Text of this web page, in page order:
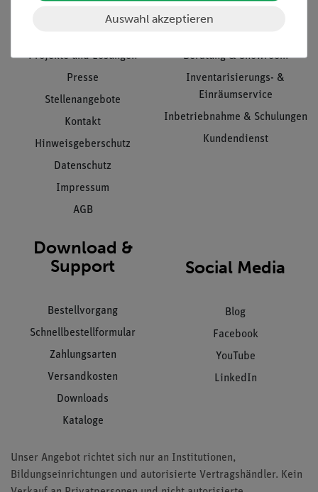
Projekte und Lösungen
Presse
Stellenangebote
Kontakt
Hinweisgeberschutz
Datenschutz
Impressum
AGB
Beratung & Showroom
Inventarisierungs- &
Einräumservice
Inbetriebnahme & Schulungen
Kundendienst
Download &
Support
Bestellvorgang
Schnellbestellformular
Zahlungsarten
Versandkosten
Downloads
Kataloge
Social Media
Blog
Facebook
YouTube
LinkedIn
Unser Angebot richtet sich nur an Institutionen,
Bildungseinrichtungen und autorisierte Vertragshändler. Kein
Auswahl akzeptieren